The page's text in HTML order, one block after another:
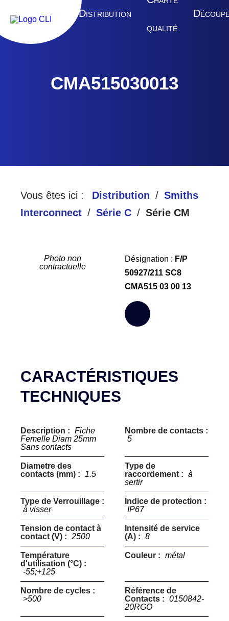
CCUEIL DISTRIBUTION
QUALITÉ
D
CMA515030013
Vous êtes ici : Distribution
Smiths
Interconnect
Série C Série CM
Photo non
contractuelle
Désignation : F/P
50927/211 SC8
CMA515 03 00 13
CARACTÉRISTIQUES
TECHNIQUES
Description : Fiche
Femelle Diam 25mm
Sans contacts
Nombre de contacts :
5
Diametre des
contacts (mm) :
1.5
Type de
raccordement : à
sertir
Type de Verrouillage :
à visser
Indice de protection :
IP67
Tension de contact à
contact (V) : 2500
Intensité de service
(A) : 8
Température
d'utilisation (°C) :
-55;+125
Couleur : métal
Nombre de cycles :
>500
Référence de
Contacts : 0150842-
20RGO